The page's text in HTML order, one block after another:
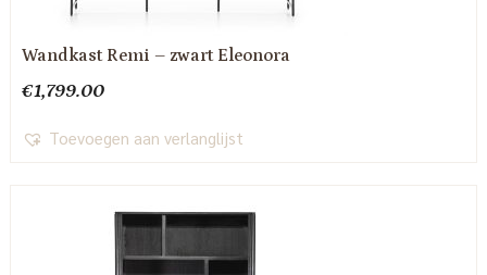
Wandkast Remi – zwart Eleonora
€1,799.00
Toevoegen aan verlanglijst